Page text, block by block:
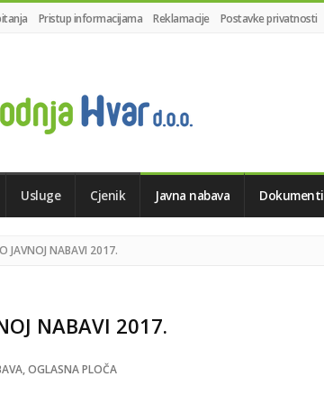
Pristup informacijama Reklamacije Postavke privatnosti
Usluge Cjenik Javna nabava Dokumenti
JAVNOJ NABAVI 2017.
NABAVI 2017.
,OGLASNA PLOČA